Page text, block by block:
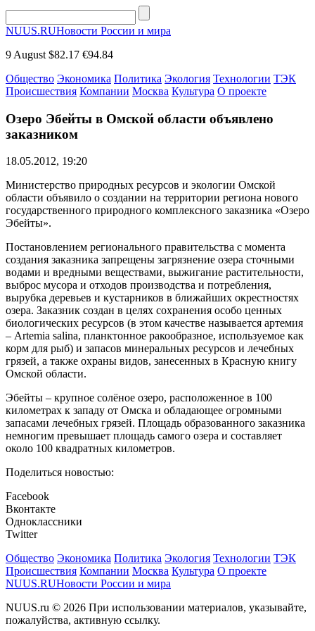
NUUS.RUНовости России и мира
9 August $82.17 €94.84
Общество Экономика Политика Экология Технологии ТЭК
Происшествия Компании Москва Культура О проекте
Озеро Эбейты в Омской области объявлено
заказником
18.05.2012, 19:20
Министерство природных ресурсов и экологии Омской
области объявило о создании на территории региона нового
государственного природного комплексного заказника «Озеро
Эбейты».
Постановлением регионального правительства с момента
создания заказника запрещены загрязнение озера сточными
водами и вредными веществами, выжигание растительности,
выброс мусора и отходов производства и потребления,
вырубка деревьев и кустарников в ближайших окрестностях
озера. Заказник создан в целях сохранения особо ценных
биологических ресурсов (в этом качестве называется артемия
– Artemia salina, планктонное ракообразное, используемое как
корм для рыб) и запасов минеральных ресурсов и лечебных
грязей, а также охраны видов, занесенных в Красную книгу
Омской области.
Эбейты – крупное солёное озеро, расположенное в 100
километрах к западу от Омска и обладающее огромными
запасами лечебных грязей. Площадь образованного заказника
немногим превышает площадь самого озера и составляет
около 100 квадратных километров.
Поделиться новостью:
Facebook
Вконтакте
Одноклассники
Twitter
Общество Экономика Политика Экология Технологии ТЭК
Происшествия Компании Москва Культура О проекте
NUUS.RUНовости России и мира
NUUS.ru © 2026 При использовании материалов, указывайте,
пожалуйства, активную ссылку.